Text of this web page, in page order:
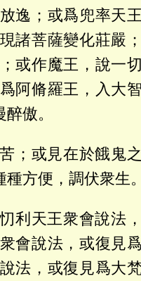
逸；或爲兜率天
諸菩薩變化莊嚴
或作魔王，說一
阿脩羅王，入大智
傲。
；或見在於餓鬼之
方便，調伏衆生。
利天王衆會說法
會說法，或復見
法，或復見爲大